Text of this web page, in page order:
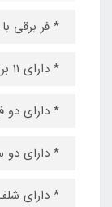
* فر برقی
* دارای 11 برنامه پخت نیمه اتومات
* دارای دو
* دارای
* دارای